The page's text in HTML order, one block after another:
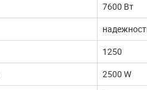
7600 Вт
1250
2500 W